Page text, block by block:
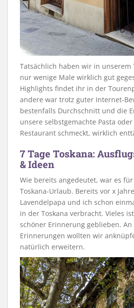
Tatsächlich haben wir in unserem
nur wenige Male wirklich gut
Highlights findet ihr in der
andere war trotz guter Internet-
bestenfalls Durchschnitt und die
unsere selbstgemachte Pasta
Restaurant schmeckt, wirklich
7 Tage Toskana:
& Ideen
Wie bereits angedeutet, war es
Toskana-Urlaub. Bereits vor x
Lavendelpapa und ich schon
in der Toskana verbracht. Vieles
schöner Erinnerung geblieben. An
Erinnerungen wollten wir
natürlich erweitern.